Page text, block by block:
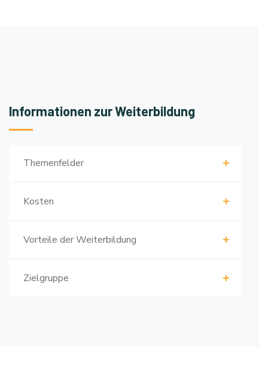
Informationen zur Weiterbildung
Themenfelder
Kosten
Vorteile der Weiterbildung
Zielgruppe